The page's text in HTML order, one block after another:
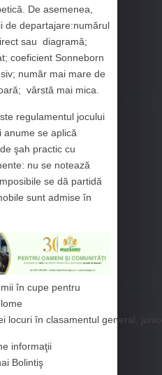
De asemenea,
de departajare:numărul
sau diagramă;
coeficient Sonneborn
număr mai mare de
vârstă mai mica.
regulamentul jocului
anume se aplică
şah practic cu
nu se notează
se dă partidă
sunt admise în
în cupe pentru
locuri în clasamentul general,
informaţii
Bolintiş